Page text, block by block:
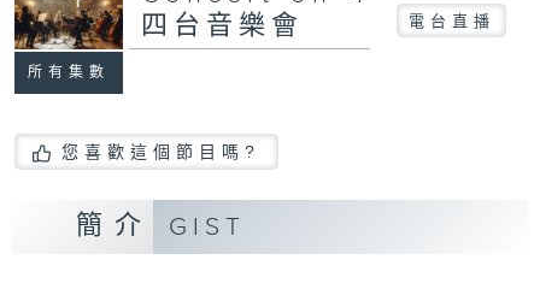
所有集數
四台音樂會
電台直播
您喜歡這個節目嗎?
簡介 GIST